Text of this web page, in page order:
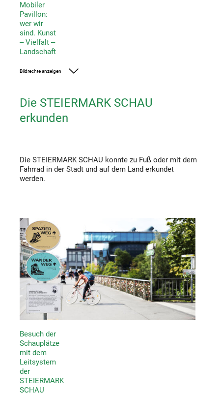
Mobiler
Pavillon:
wer wir
sind. Kunst
‒ Vielfalt ‒
Landschaft
Bildrechte anzeigen
Die STEIERMARK SCHAU
erkunden
Die STEIERMARK SCHAU konnte zu Fuß oder mit dem
Fahrrad in der Stadt und auf dem Land erkundet
werden.
Besuch der
Schauplätze
mit dem
Leitsystem
der
STEIERMARK
SCHAU